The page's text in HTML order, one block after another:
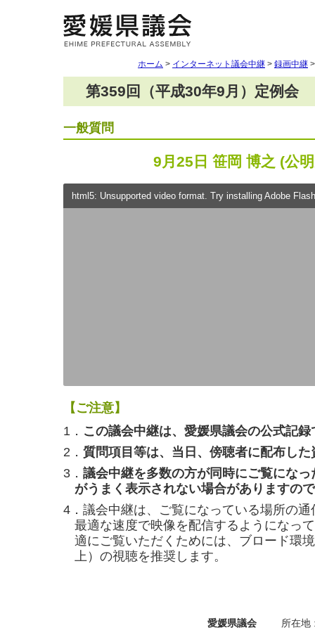
ホーム > インターネット議会中継 > 録画中継
第359回（平成30年9月）定例会
一般質問
9月25日 笹岡 博之 (公
html5: Unsupported video format. Try installing Adobe
【ご注意】
1． この議会中継は、愛媛県議会の公式記
2． 質問項目等は、当日、傍聴者に配布した
3． 議会中継を多数の方が同時にご覧にな
がうまく表示されない場合がありますの
4．議会中継は、ご覧になっている場所の
最適な速度で映像を配信するようになっ
適にご覧いただくためには、ブロード環
上）の視聴を推奨します。
愛媛県議会
所在地